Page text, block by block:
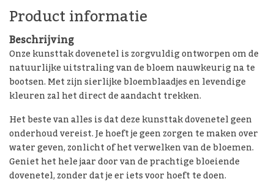
Product informatie
Beschrijving
Onze kunsttak dovenetel is zorgvuldig ontworpen om de
natuurlijke uitstraling van de bloem nauwkeurig na te
bootsen. Met zijn sierlijke bloemblaadjes en levendige
kleuren zal het direct de aandacht trekken.
Het beste van alles is dat deze kunsttak dovenetel geen
onderhoud vereist. Je hoeft je geen zorgen te maken over
water geven, zonlicht of het verwelken van de bloemen.
Geniet het hele jaar door van de prachtige bloeiende
dovenetel, zonder dat je er iets voor hoeft te doen.